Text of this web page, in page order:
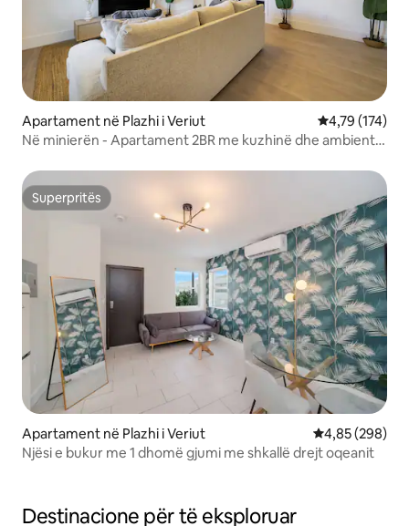
Apartament në Plazhi i Veriut Vlerësimi
4,79 (174)
Në minierën - Apartament 2BR me kuzhinë dhe ambient
Superpritës
Superpritës
Apartament në Plazhi i Veriut Vlerësimi
4,85 (298)
Njësi e bukur me 1 dhomë gjumi me shkallë drejt oqeanit
Destinacione për të eksploruar